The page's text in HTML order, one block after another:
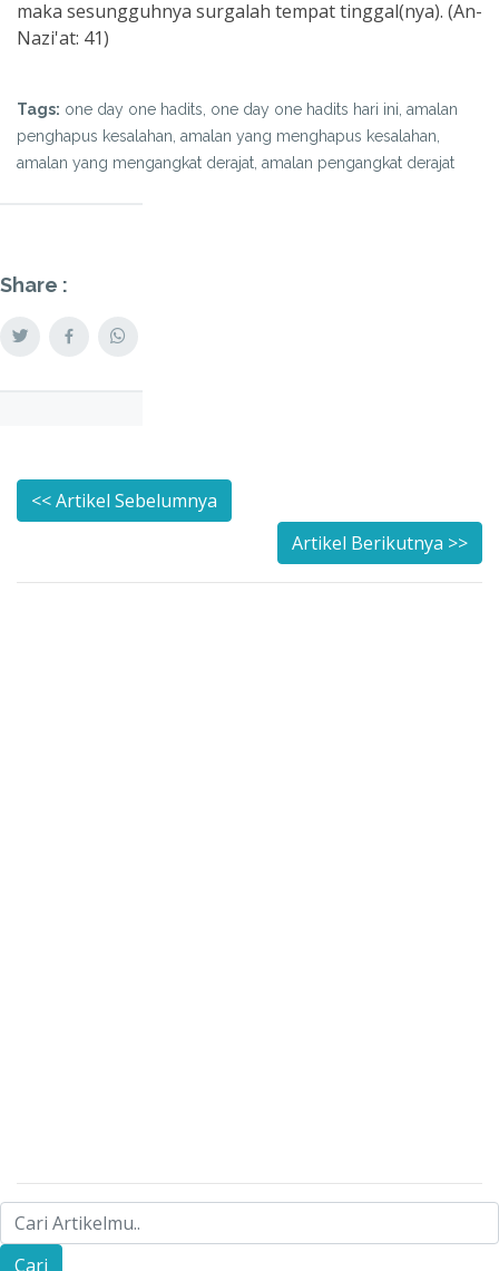
maka sesungguhnya surgalah tempat tinggal(nya). (An-
Nazi'at: 41)
Tags: one day one hadits, one day one hadits hari ini, amalan
penghapus kesalahan, amalan yang menghapus kesalahan,
amalan yang mengangkat derajat, amalan pengangkat derajat
Share :
<< Artikel Sebelumnya
Artikel Berikutnya >>